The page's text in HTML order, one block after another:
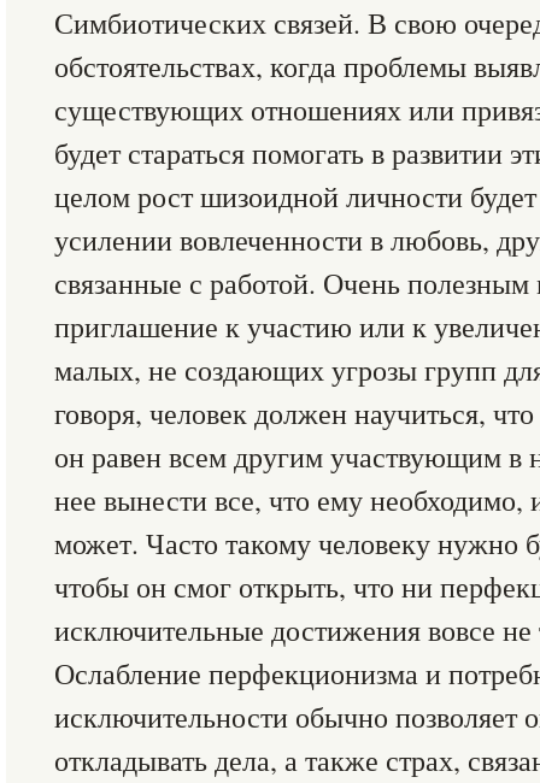
Симбиотических связей. В свою
обстоятельствах, когда проблемы
существующих отношениях или
будет стараться помогать в развитии
целом рост шизоидной личности
усилении вовлеченности в любовь,
связанные с работой. Очень полезным
приглашение к участию или к
малых, не создающих угрозы групп
говоря, человек должен научиться,
он равен всем другим участвующим в
нее вынести все, что ему необходимо,
может. Часто такому человеку нужно
чтобы он смог открыть, что ни
исключительные достижения вовсе не
Ослабление перфекционизма и
исключительности обычно позволяет
откладывать дела, а также страх,